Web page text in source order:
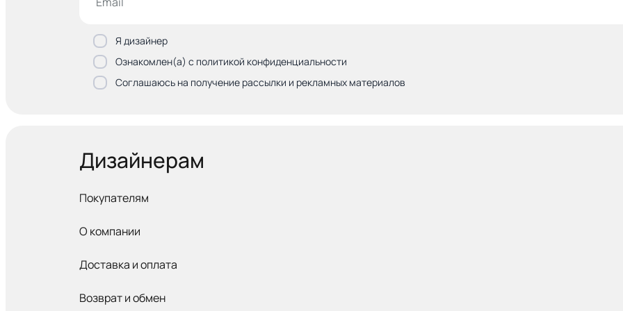
Я дизайнер
Ознакомлен(а) с политикой конфиденциальности
Соглашаюсь на получение рассылки и рекламных материалов
Дизайнерам
Покупателям
О компании
Доставка и оплата
Возврат и обмен